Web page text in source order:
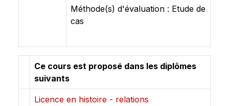
Méthode(s) d'évaluation : Etude de
cas
Ce cours est proposé dans les diplômes
suivants
Licence en histoire - relations